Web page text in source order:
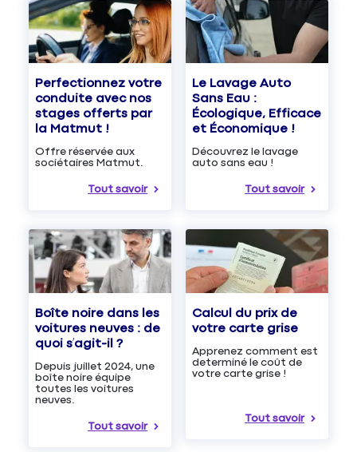
Perfectionnez votre
conduite avec nos
stages offerts par
la Matmut !
Offre réservée aux
sociétaires Matmut.
Tout savoir
Le Lavage Auto
Sans Eau :
Écologique, Efficace
et Économique !
Découvrez le lavage
auto sans eau !
Tout savoir
Boîte noire dans les
voitures neuves : de
quoi s’agit-il ?
Depuis juillet 2024, une
boîte noire équipe
toutes les voitures
neuves.
Tout savoir
Calcul du prix de
votre carte grise
Apprenez comment est
determiné le coût de
votre carte grise !
Tout savoir